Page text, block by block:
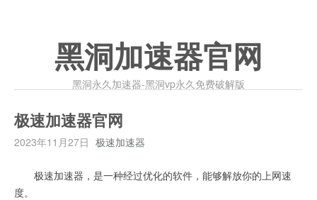
黑洞加速器官网
黑洞永久加速器-黑洞vp永久免费破解版
极速加速器官网
2023年11月27日 极速加速器
极速加速器，是一种经过优化的软件，能够解放你的上网速
度。